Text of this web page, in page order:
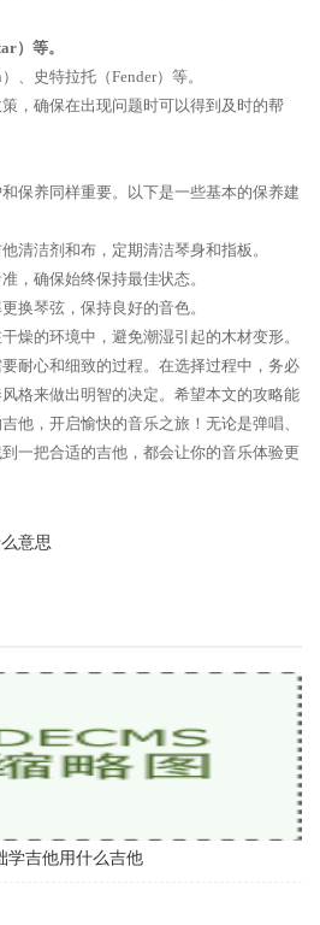
）等。
、史特拉托（Fender）等。
，确保在出现问题时可以得到及时的帮
保养同样重要。以下是一些基本的保养建
清洁剂和布，定期清洁琴身和指板。
，确保始终保持最佳状态。
换琴弦，保持良好的音色。
燥的环境中，避免潮湿引起的木材变形。
耐心和细致的过程。在选择过程中，务必
格来做出明智的决定。希望本文的攻略能
他，开启愉快的音乐之旅！无论是弹唱、
一把合适的吉他，都会让你的音乐体验更
意思
学吉他用什么吉他